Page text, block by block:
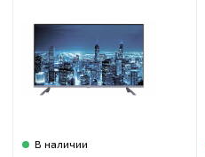
В наличии